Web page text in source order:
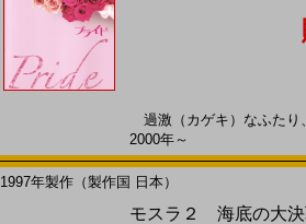
過激（カゲキ）なふた
2000年～
1997年製作（製作国 日本）
モスラ２ 海底の大決